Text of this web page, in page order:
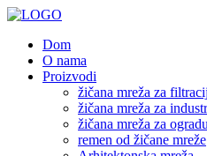
Dom
O nama
Proizvodi
žičana mreža za
žičana mreža za
žičana mreža za ogradu
remen od žičane mreže